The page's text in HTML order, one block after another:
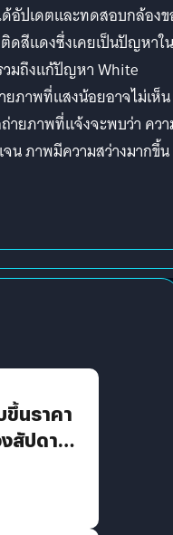
อัปเดตและทดสอบกล้อง
ดสีแดงซึ่งเคยเป็นปัญหาใน
วมถึงแก้ปัญหา White
ยภาพที่แสงน้อยอาจไม่เห็น
ายภาพที่แจ้งจะพบว่า คว
น ภาพมีความสว่างมากขึ้น
นราคา
สัปดาห์ที่